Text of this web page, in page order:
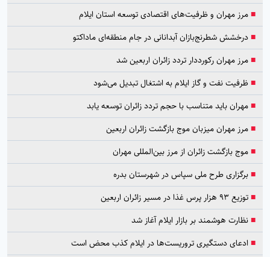
■مرز مهران و ظرفیت‌های اقتصادی توسعه استان ایلام
■درخشش شطرنج‌بازان آبدانانی در جام منطقه‌ای ماداکتو
■مرز مهران رکورددار تردد زائران اربعین شد
■ظرفیت نفت و گاز ایلام به اشتغال تبدیل می‌شود
■مهران باید متناسب با حجم تردد زائران توسعه یابد
■مرز مهران میزبان موج بازگشت زائران اربعین
■موج بازگشت زائران از مرز بین‌المللی مهران
■برگزاری طرح ملی سپاس در شهرستان بدره
■توزیع ۹۳ هزار پرس غذا در مسیر زائران اربعین
■نظارت هوشمند بر بازار ایلام آغاز شد
■ ادعای دستگیری تروریست‌ها در ایلام کذب محض است